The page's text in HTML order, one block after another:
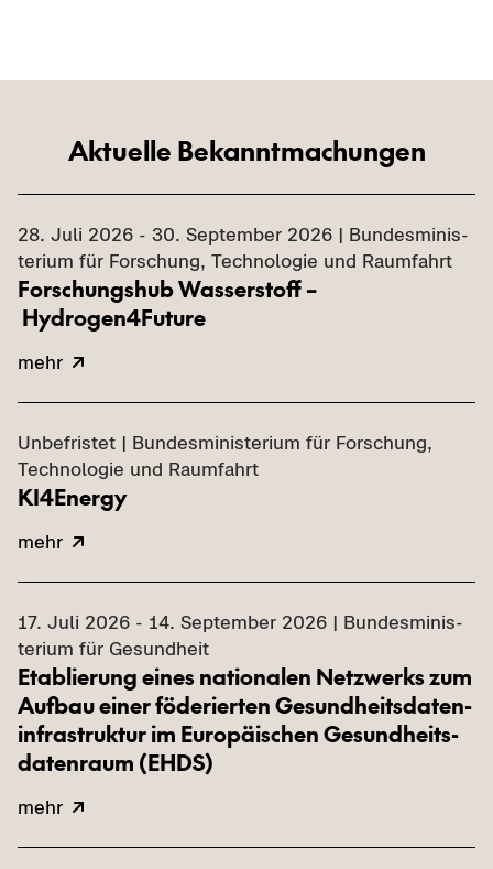
Ak­tu­el­le Be­kannt­ma­chun­gen
28. Juli 2026 - 30. Sep­tem­ber 2026 | Bun­des­mi­nis­
te­ri­um für For­schung, Tech­no­lo­gie und Raum­fahrt
For­schungshubWas­ser­stoff –
Hydrogen4Future
mehr
Un­be­fris­tet | Bun­des­mi­nis­te­ri­um für For­schung,
Tech­no­lo­gie und Raum­fahrt
KI4Energy
mehr
17. Juli 2026 - 14. Sep­tem­ber 2026 | Bun­des­mi­nis­
te­ri­um für Ge­sund­heit
Eta­blie­rung eines na­tio­na­len Netz­werks zum
Auf­bau einer fö­de­rier­ten Ge­sund­heits­da­ten­
in­fra­struk­tur im Eu­ro­päi­schen Ge­sund­heits­
da­ten­raum (EHDS)
mehr